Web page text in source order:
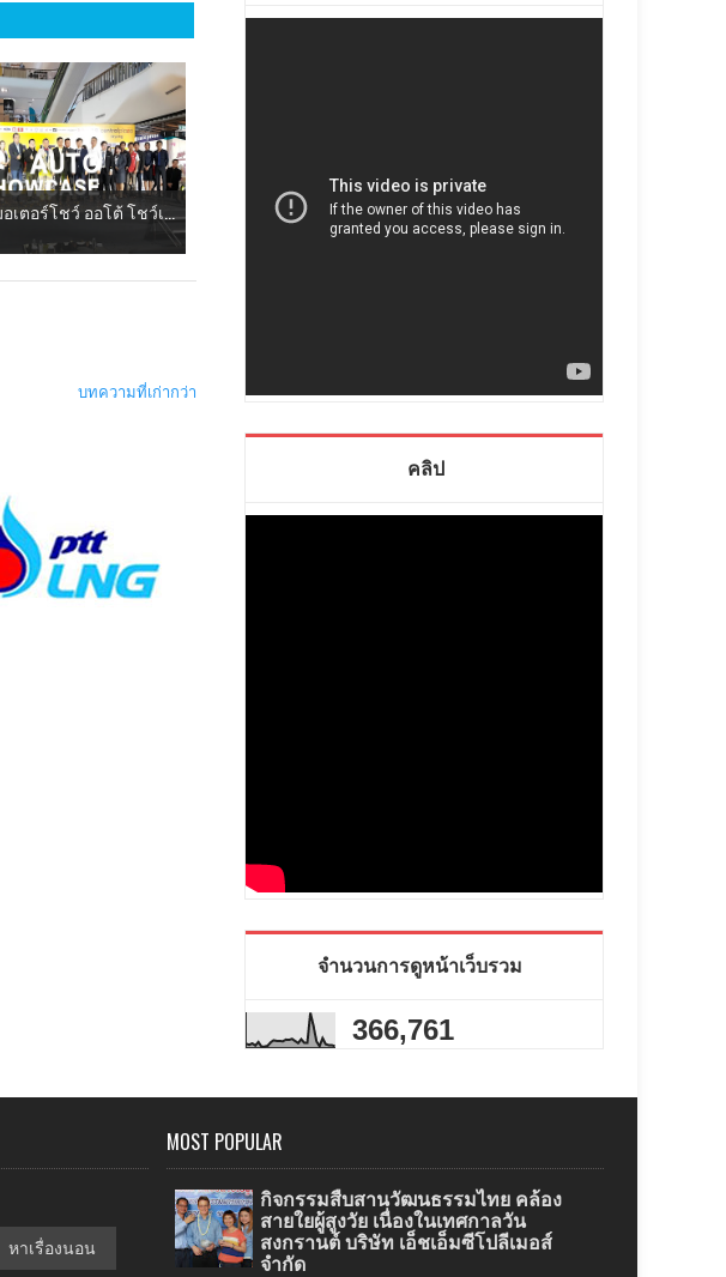
เตอร์โชว์ ออโต้ โชว์เ...
บทความที่เก่ากว่า
คลิป
จำนวนการดูหน้าเว็บรวม
366,761
หาเรื่องนอน
MOST POPULAR
กิจกรรมสืบสานวัฒนธรรมไทย คล้อง
สายใยผู้สูงวัย เนื่องในเทศกาลวัน
สงกรานต์ บริษัท เอ็ชเอ็มซีโปลีเมอส์
จำกัด